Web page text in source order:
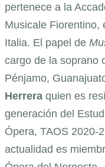
pertenece a la
Musicale Fiorentino,
Italia. El papel de
cargo de la soprano
Pénjamo,
Herrera quien es
generación del
Ópera, TAOS 2020-
actualidad es